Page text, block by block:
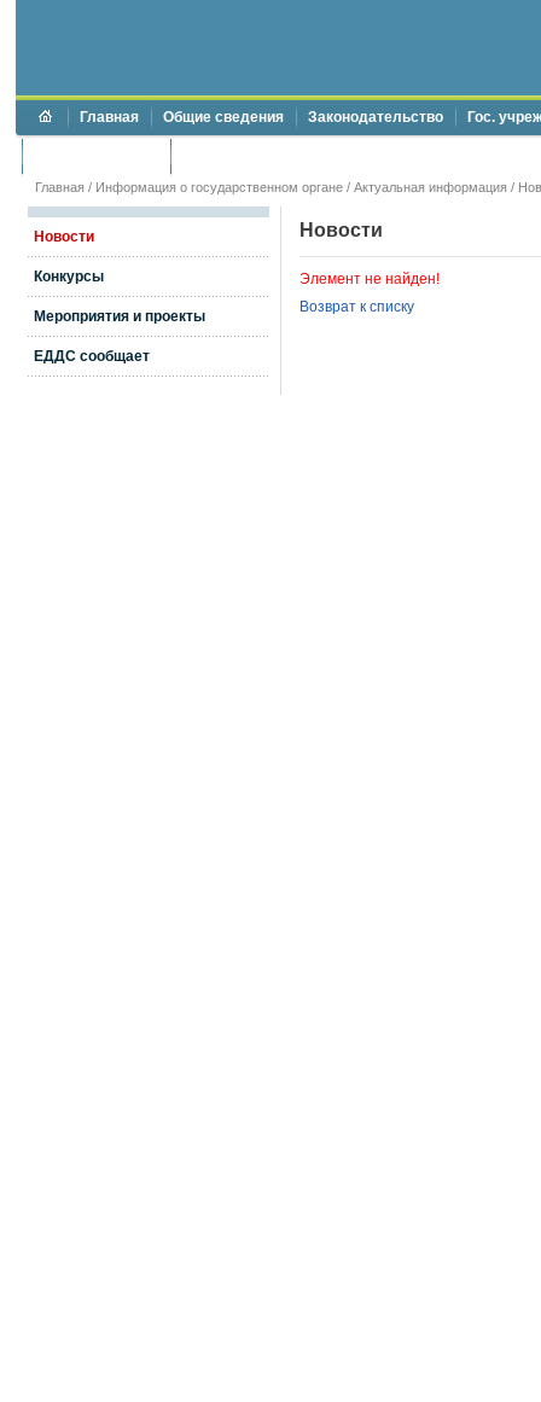
Главная Общие сведения Законодательство Гос.
Главная / Информация о государственном органе / Актуальная информация /
Новости
Конкурсы
Мероприятия и проекты
ЕДДС сообщает
Новости
Элемент не найден!
Возврат к списку